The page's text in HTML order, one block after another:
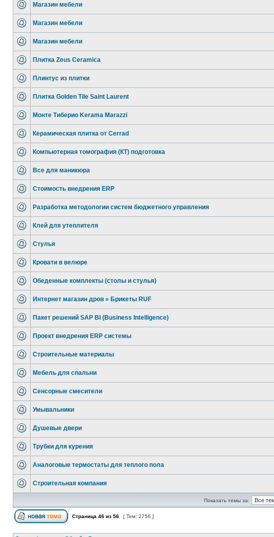
Магазин мебели
Магазин мебели
Магазин мебели
Плитка Zeus Ceramica
Плинтус из плитки
Плитка Golden Tile Saint Laurent
Монте Тиберио Kerama Marazzi
Керамическая плитка от Cerrad
Компьютерная томография (КТ) подготовка
Все для маникюра
Стоимость внедрения ERP
Разработка методологии систем бюджетного управления
Клей для утеплителя
Стулья
Кровати в велюре
Обеденные комплекты (столы и стулья)
Интернет магазин дров » Брикеты RUF
Пакет решений SAP BI (Business Intelligence)
Проект внедрения ERP системы
Строительные материалы
Мебель для спальни
Сенсорные смесители
Умывальники
Душевые двери
Трубки для курения
Аналоговые термостаты для теплого пола
Строительная компания
Показать темы за:
Страница 46 из 56 [ Тем: 2756 ]